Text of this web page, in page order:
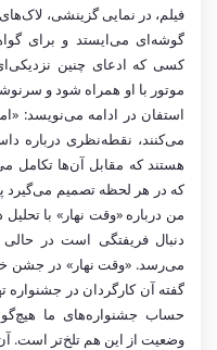
فیلم، در نمایی گزینشی،
گوشه‌ای می‌ایستد و برای
کسی که ادعای چنین
موتور با او همراه شود و
استفان در ادامه می‌نویسد:
می‌کنند، نقطه‌نظری درباره
هستند که مقابل آن‌ها تکامل
که در هر لحظه تصمیم می‌گیرد
من درباره «وقت نهار» با
دنبال فریفتگی است در
می‌رسد. «وقت نهار» در جشن
گفته آن کارگردان در جشنواره
حساب جشنواره‌های ما
وضعیت از این هم تلخ‌تر